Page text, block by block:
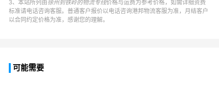
3、本站所列由徐州到铁岭的物流专线价格与运费为参考价格，如需详细资费
标准请电话咨询客服。普通客户报价以电话咨询港邦物流客服为准，月结客户
以合同约定价格为准，感谢您的理解。
可能需要